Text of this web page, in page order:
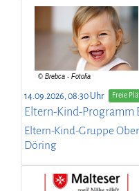
14.09.2026, 08:30 Uhr Freie
Eltern-Kind-Programm
Eltern-Kind-Gruppe
Döring